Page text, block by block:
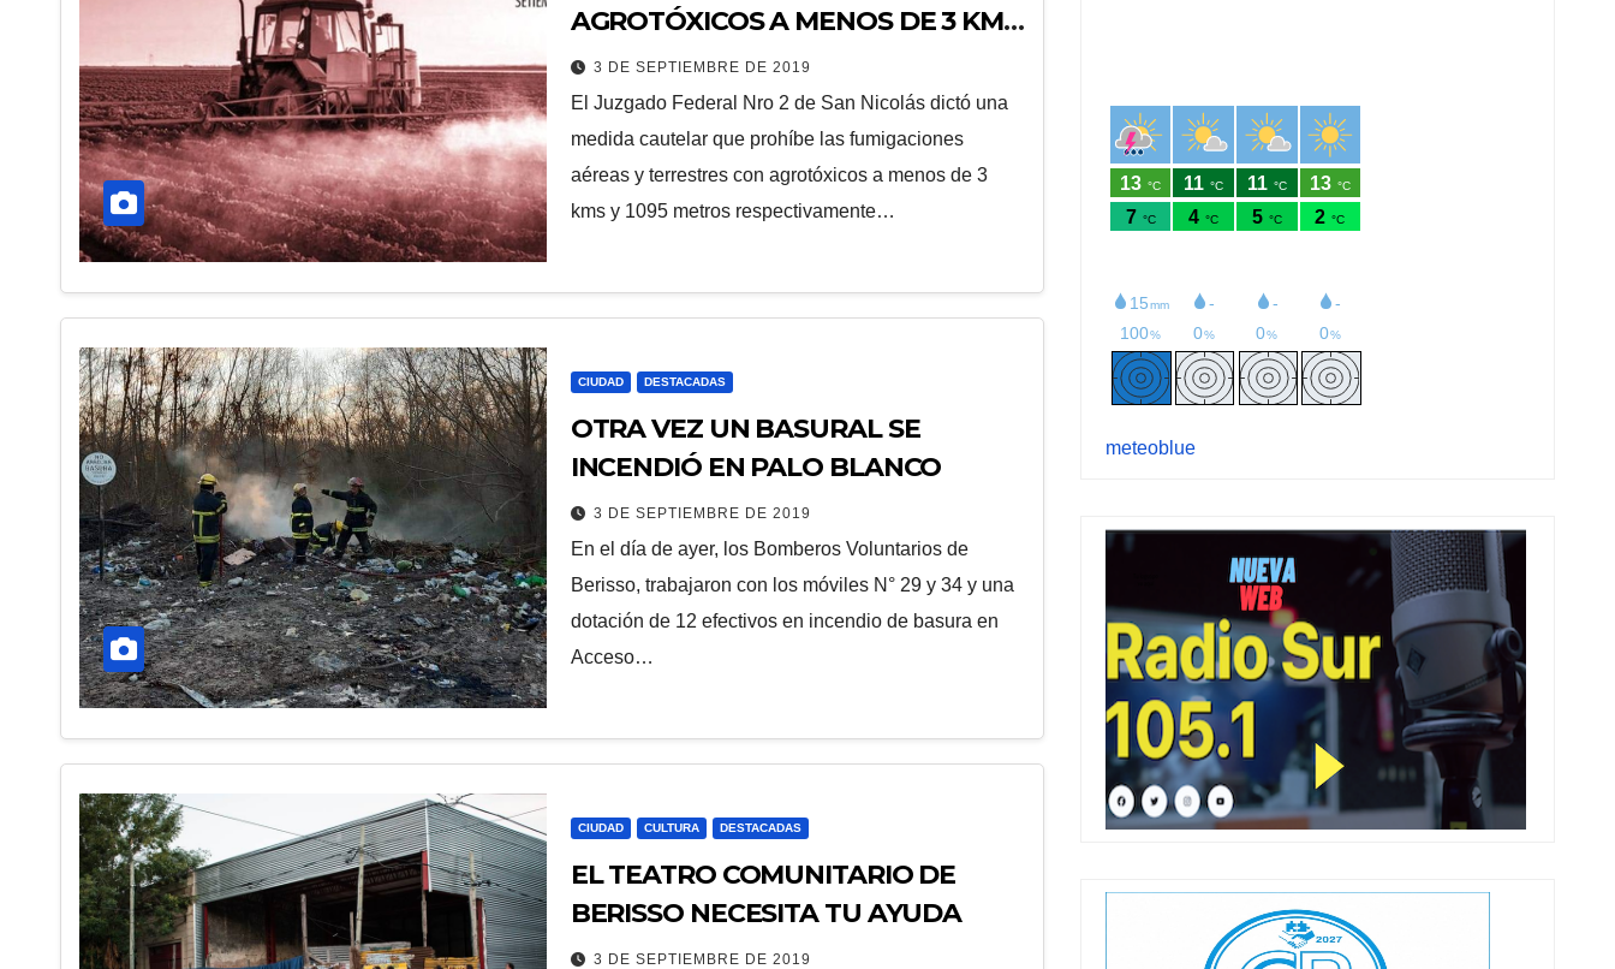
AGROTÓXICOS A MENOS DE 3 KM
DEL LÍMITE URBANO
3 DE SEPTIEMBRE DE 2019
El Juzgado Federal Nro 2 de San Nicolás dictó una
medida cautelar que prohíbe las fumigaciones
aéreas y terrestres con agrotóxicos a menos de 3
kms y 1095 metros respectivamente…
CIUDAD DESTACADAS
OTRA VEZ UN BASURAL SE
INCENDIÓ EN PALO BLANCO
3 DE SEPTIEMBRE DE 2019
En el día de ayer, los Bomberos Voluntarios de
Berisso, trabajaron con los móviles N° 29 y 34 y una
dotación de 12 efectivos en incendio de basura en
Acceso…
CIUDAD CULTURA DESTACADAS
EL TEATRO COMUNITARIO DE
BERISSO NECESITA TU AYUDA
3 DE SEPTIEMBRE DE 2019
meteoblue